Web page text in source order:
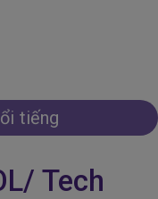
tiếng
Tech